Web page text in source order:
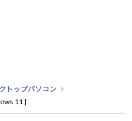
トップパソコン
11 ]